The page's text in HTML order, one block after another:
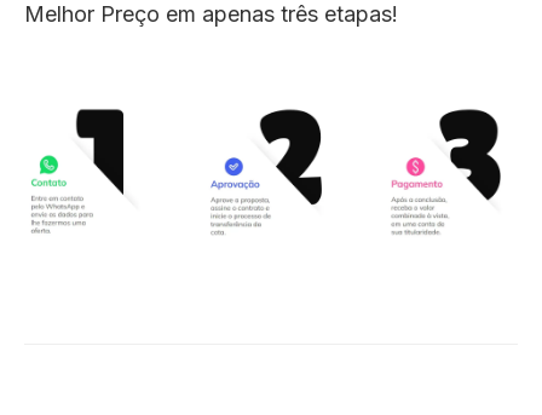
Melhor Preço em apenas três etapas!